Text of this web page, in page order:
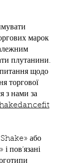
марок
плутанини.
щодо
торгової
з нами за
або
пов’язані